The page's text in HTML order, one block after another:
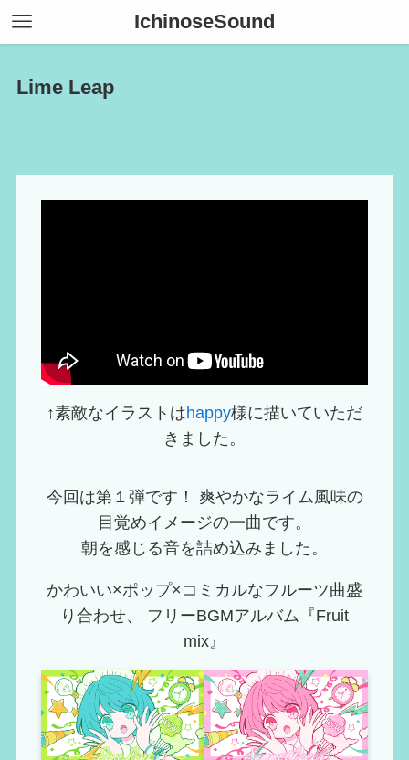
IchinoseSound
Lime Leap
↑素敵なイラストはhappy様に描いていただ
きました。
今回は第１弾です！ 爽やかなライム風味の
目覚めイメージの一曲です。
朝を感じる音を詰め込みました。
かわいい×ポップ×コミカルなフルーツ曲盛
り合わせ、 フリーBGMアルバム『Fruit
mix』